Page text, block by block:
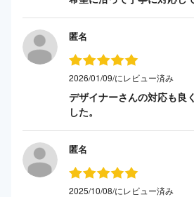
匿名
2026/01/09/にレビュー済み
デザイナーさんの対応も良
した。
匿名
2025/10/08/にレビュー済み